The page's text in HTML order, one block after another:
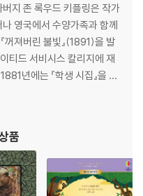
/ The Little Match Girl /
팔이 소녀 / 빨간 구두
디셀러 [Happy Readers] 시리
않는 세계 명작들을 렉사일 지
으로 1단계부터 6단계까지 체
. 이번 개정판의 가장 큰 특징은
에 특별한 스타일을 적용해 텍
. 또한 쿠폰 코드를 통해 무료
자책에서는 페이지별 음원, 한
수 있다.
지 존 록우드 키플링은 작가
영국에서 수양가족과 함께
꺼져버린 불빛』(1891)을 발
티드 서비시스 칼리지에 재
년에는 『학생 시집』을 개
저널리스트로 일을 시작해,
발표하고 일약 문단의 명
품